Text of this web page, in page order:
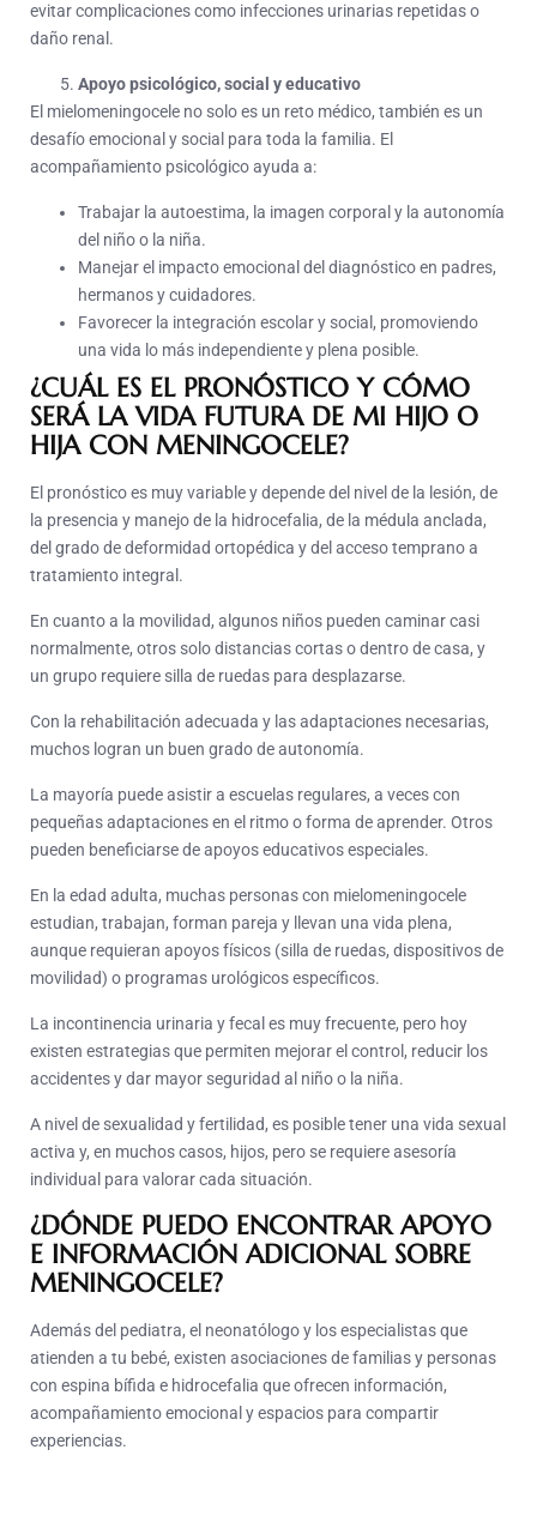
evitar complicaciones como infecciones urinarias repetidas o
daño renal.
Apoyo psicológico, social y educativo
El mielomeningocele no solo es un reto médico, también es un
desafío emocional y social para toda la familia. El
acompañamiento psicológico ayuda a:
Trabajar la autoestima, la imagen corporal y la autonomía
del niño o la niña.
Manejar el impacto emocional del diagnóstico en padres,
hermanos y cuidadores.
Favorecer la integración escolar y social, promoviendo
una vida lo más independiente y plena posible.
¿CUÁL ES EL PRONÓSTICO Y CÓMO
SERÁ LA VIDA FUTURA DE MI HIJO O
HIJA CON MENINGOCELE?
El pronóstico es muy variable y depende del nivel de la lesión, de
la presencia y manejo de la hidrocefalia, de la médula anclada,
del grado de deformidad ortopédica y del acceso temprano a
tratamiento integral.
En cuanto a la movilidad, algunos niños pueden caminar casi
normalmente, otros solo distancias cortas o dentro de casa, y
un grupo requiere silla de ruedas para desplazarse.
Con la rehabilitación adecuada y las adaptaciones necesarias,
muchos logran un buen grado de autonomía.
La mayoría puede asistir a escuelas regulares, a veces con
pequeñas adaptaciones en el ritmo o forma de aprender. Otros
pueden beneficiarse de apoyos educativos especiales.
En la edad adulta, muchas personas con mielomeningocele
estudian, trabajan, forman pareja y llevan una vida plena,
aunque requieran apoyos físicos (silla de ruedas, dispositivos de
movilidad) o programas urológicos específicos.
La incontinencia urinaria y fecal es muy frecuente, pero hoy
existen estrategias que permiten mejorar el control, reducir los
accidentes y dar mayor seguridad al niño o la niña.
A nivel de sexualidad y fertilidad, es posible tener una vida sexual
activa y, en muchos casos, hijos, pero se requiere asesoría
individual para valorar cada situación.
¿DÓNDE PUEDO ENCONTRAR APOYO
E INFORMACIÓN ADICIONAL SOBRE
MENINGOCELE?
Además del pediatra, el neonatólogo y los especialistas que
atienden a tu bebé, existen asociaciones de familias y personas
con espina bífida e hidrocefalia que ofrecen información,
acompañamiento emocional y espacios para compartir
experiencias.